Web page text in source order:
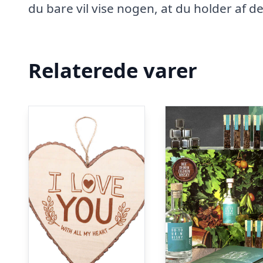
du bare vil vise nogen, at du holder af
Relaterede varer